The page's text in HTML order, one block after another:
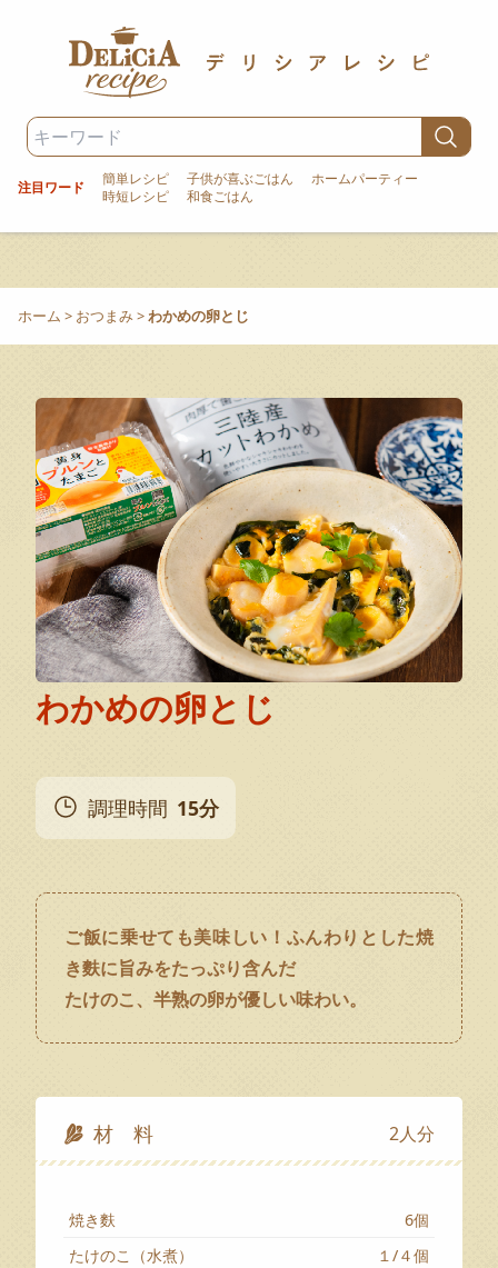
注目ワード 簡単レシピ 子供が喜ぶごはん
ホームパーティー
時短レシピ
和食ごはん
ホーム > おつまみ>わかめの卵とじ
わかめの卵とじ
調理時間 15分
ご飯に乗せても美味しい！ふんわりとした焼
き麩に旨みをたっぷり含んだ
たけのこ、半熟の卵が優しい味わい。
材 料 2人分
焼き麩
6個
たけのこ（水煮）
１/４個